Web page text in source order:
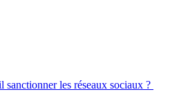
sanctionner les réseaux sociaux ?